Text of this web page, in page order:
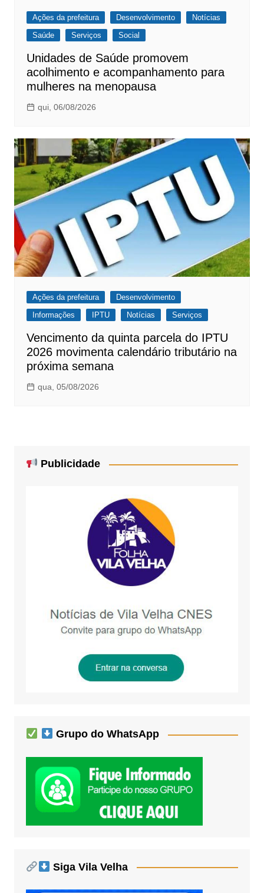
Ações da prefeitura Desenvolvimento
Notícias
Saúde
Serviços Social
Unidades de Saúde promovem
acolhimento e acompanhamento para
mulheres na menopausa
qui, 06/08/2026
Ações da prefeitura
Desenvolvimento
Informações
IPTU Notícias Serviços
Vencimento da quinta parcela do IPTU
2026 movimenta calendário tributário na
próxima semana
qua, 05/08/2026
Publicidade
Grupo do WhatsApp
Siga Vila Velha